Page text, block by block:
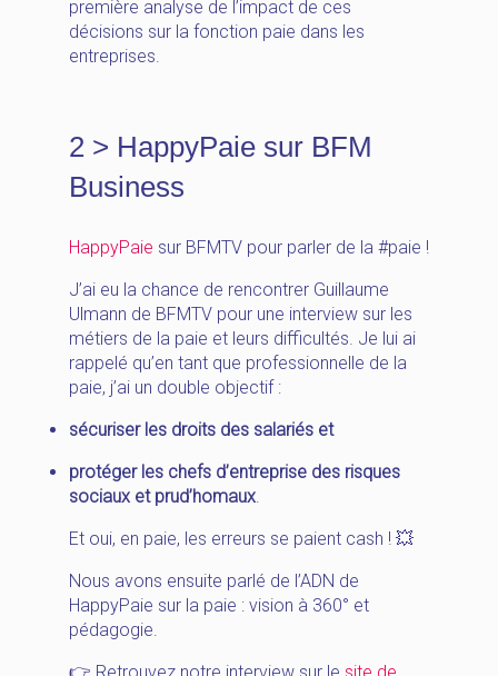
première analyse de l’impact de ces
décisions sur la fonction paie dans les
entreprises.
2 > HappyPaie sur BFM
Business
HappyPaie sur BFMTV pour parler de la #paie !
J’ai eu la chance de rencontrer Guillaume
Ulmann de BFMTV pour une interview sur les
métiers de la paie et leurs difficultés. Je lui ai
rappelé qu’en tant que professionnelle de la
paie, j’ai un double objectif :
sécuriser les droits des salariés et
protéger les chefs d’entreprise des risques
sociaux et prud’homaux.
Et oui, en paie, les erreurs se paient cash ! 💥
Nous avons ensuite parlé de l’ADN de
HappyPaie sur la paie : vision à 360° et
pédagogie.